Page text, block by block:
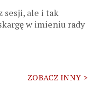
sesji, ale i tak
w imieniu rady
ZOBACZ INNY >